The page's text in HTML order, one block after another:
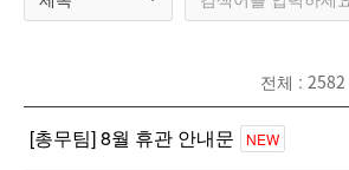
전체 : 2582
[총무팀] 8월 휴관 안내문 NEW